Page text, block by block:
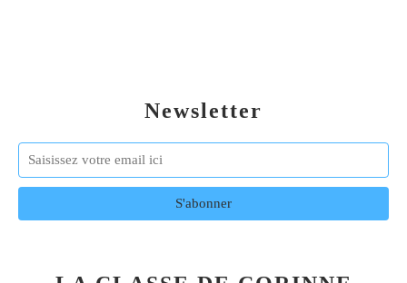
Newsletter